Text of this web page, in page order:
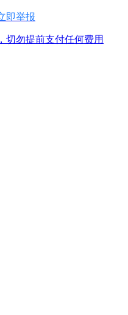
即举报
切勿提前支付任何费用